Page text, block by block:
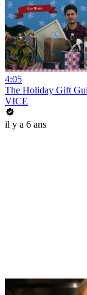
4:05
The Holiday Gift
VICE
il y a 6 ans